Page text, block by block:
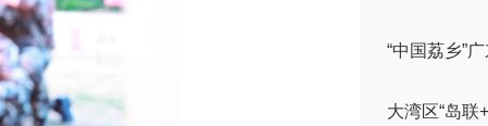
“中国荔乡”
大湾区“岛联